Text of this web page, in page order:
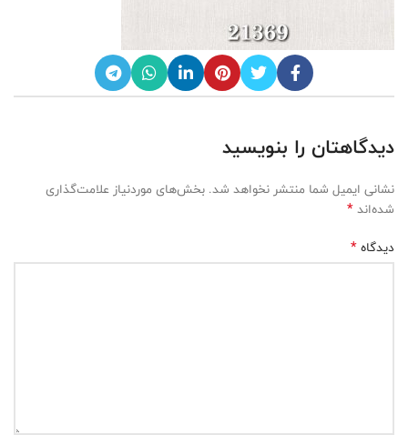
دیدگاهتان را بنویسید
نشانی ایمیل شما منتشر نخواهد شد. بخش‌های موردنیاز علامت‌گذاری
شده‌اند*
دیدگاه*